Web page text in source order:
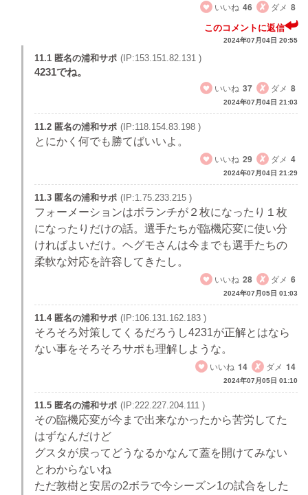
いいね 46 ダメ 8
このコメントに返信
2024年07月04日 20:55
11.1 匿名の浦和サポ (IP:153.151.82.131 )
4231でね。
いいね 37 ダメ 8
2024年07月04日 21:03
11.2 匿名の浦和サポ (IP:118.154.83.198 )
とにかく何でも勝てばいいよ。
いいね 29 ダメ 4
2024年07月04日 21:29
11.3 匿名の浦和サポ (IP:1.75.233.215 )
フォーメーションはボランチが２枚になったり１枚
になったりだけの話。選手たちが臨機応変に使い分
ければよいだけ。ヘグモさんは今までも選手たちの
柔軟な対応を許容してきたし。
いいね 28 ダメ 6
2024年07月05日 01:03
11.4 匿名の浦和サポ (IP:106.131.162.183 )
そろそろ対策してくるだろうし4231が正解とはなら
ない事をそろそろサポも理解しような。
いいね 14 ダメ 14
2024年07月05日 01:10
11.5 匿名の浦和サポ (IP:222.227.204.111 )
その臨機応変が今まで出来なかったから苦労してた
はずなんだけど
グスタが戻ってどうなるかなんて蓋を開けてみない
とわからないね
ただ敦樹と安居の2ボラで今シーズン1の試合をした